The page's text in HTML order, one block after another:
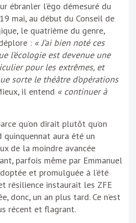
ébranler l’égo démesuré du
mai, au début du Conseil de
le quatrième du genre,
: « J’ai bien noté ces
l’écologie est devenue une
pour les extrêmes, et
sorte le théâtre d’opérations
il entend « continuer à
qu’on dirait plutôt qu’on
quinquennat aura été un
de la moindre avancée
parfois même par Emmanuel
et promulguée à l’été
résilience instaurait les ZFE
donc, un an plus tard. Ce n’est
récent et flagrant.